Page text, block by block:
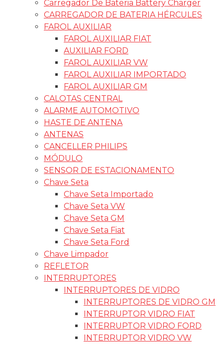
Carregador De Bateria Battery Charger
CARREGADOR DE BATERIA HÉRCULES
FAROL AUXILIAR
FAROL AUXILIAR FIAT
AUXILIAR FORD
FAROL AUXILIAR VW
FAROL AUXILIAR IMPORTADO
FAROL AUXILIAR GM
CALOTAS CENTRAL
ALARME AUTOMOTIVO
HASTE DE ANTENA
ANTENAS
CANCELLER PHILIPS
MÓDULO
SENSOR DE ESTACIONAMENTO
Chave Seta
Chave Seta Importado
Chave Seta VW
Chave Seta GM
Chave Seta Fiat
Chave Seta Ford
Chave Limpador
REFLETOR
INTERRUPTORES
INTERRUPTORES DE VIDRO
INTERRUPTORES DE VIDRO GM
INTERRUPTOR VIDRO FIAT
INTERRUPTOR VIDRO FORD
INTERRUPTOR VIDRO VW